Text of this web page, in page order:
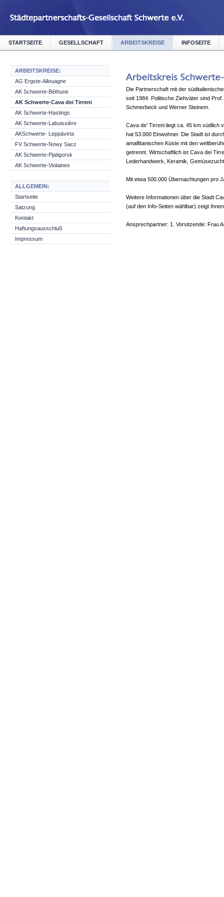
STARTSEITE GESELLSCHAFT ARBEITSKREISE INFOSEITE
ARBEITSKREISE:
AG Ergste-Allouagne
AK Schwerte-Béthune
AK Schwerte-Cava dei Tirreni
AK Schwerte-Hastings
AK Schwerte-Labuissière
AKSchwerte- Leppävirta
FV Schwerte-Nowy Sacz
AK Schwerte-Pjatigorsk
AK Schwerte-Violaines
ALLGEMEIN:
Startseite
Satzung
Kontakt
Haftungsausschluß
Impressum
Die Partnerschaft mit der
seit 1984. Politische Ziehväter sind
Schmerbeck und Werner Steinem.
Cava de’ Tirreni liegt ca. 45 km südlich
hat 53.000 Einwohner. Die Stadt ist
amalfitanischen Küste mit den
getrennt. Wirtschaftlich ist Cava dei
Lederhandwerk, Keramik,
Mit etwa 500.000 Übernachtungen pro
Weitere Informationen über die Stadt
(auf den Info-Seiten wählbar) zeigt
Ansprechpartner: 1. Vorsitzende: Frau